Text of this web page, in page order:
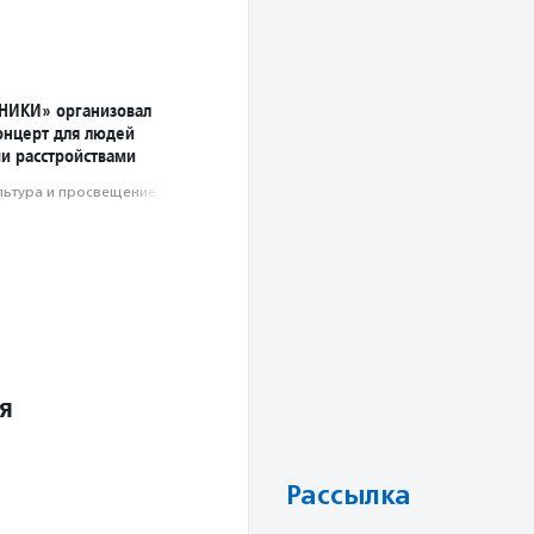
организовал
для людей
расстройствами
и просвещение
Рассылка